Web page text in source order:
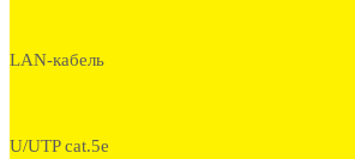
LAN-кабель
U/UTP cat.5e